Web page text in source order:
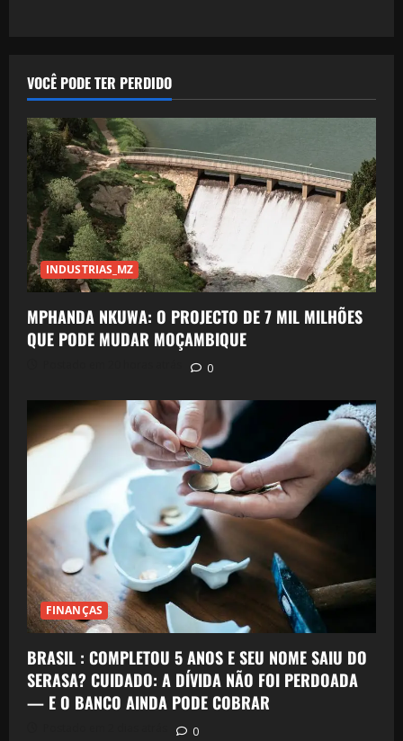
VOCÊ PODE TER PERDIDO
INDUSTRIAS_MZ
MPHANDA NKUWA: O PROJECTO DE 7 MIL MILHÕES
QUE PODE MUDAR MOÇAMBIQUE
0
FINANÇAS
BRASIL : COMPLETOU 5 ANOS E SEU NOME SAIU DO
SERASA? CUIDADO: A DÍVIDA NÃO FOI PERDOADA
— E O BANCO AINDA PODE COBRAR
0